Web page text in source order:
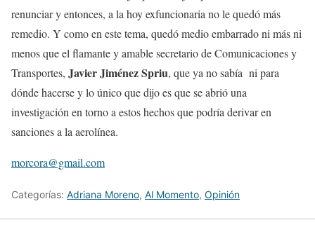
renunciar y entonces, a la hoy exfuncionaria no le quedó más
remedio. Y como en este tema, quedó medio embarrado ni más ni
menos que el flamante y amable secretario de Comunicaciones y
Transportes, Javier Jiménez Spriu, que ya no sabía ni para
dónde hacerse y lo único que dijo es que se abrió una
investigación en torno a estos hechos que podría derivar en
sanciones a la aerolínea.
morcora@gmail.com
Categorías: Adriana Moreno, Al Momento, Opinión